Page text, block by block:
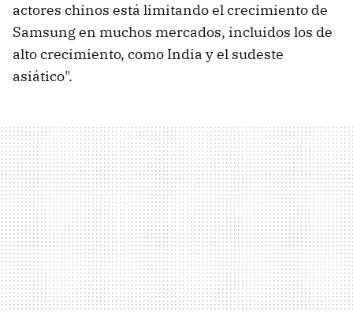
actores chinos está limitando el crecimiento de
Samsung en muchos mercados, incluidos los de
alto crecimiento, como India y el sudeste
asiático".